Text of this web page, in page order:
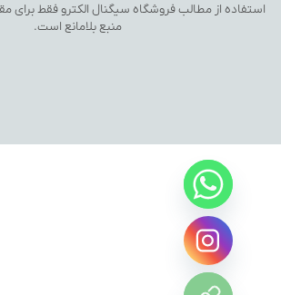
از مطالب فروشگاه سیگنال الکترو فقط برای
منبع بلامانع است.